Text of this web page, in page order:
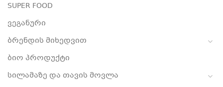
SUPER FOOD
ვეგანური
ბრენდის მიხედვით
ბიო პროდუქტი
სილამაზე და თავის მოვლა